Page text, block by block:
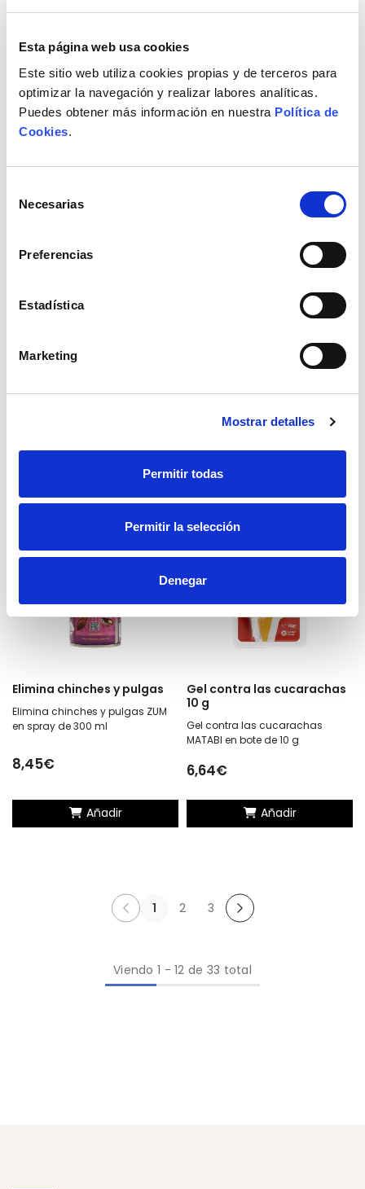
Esta página web usa cookies
Este sitio web utiliza cookies propias y de terceros para
optimizar la navegación y realizar labores analíticas.
Puedes obtener más información en nuestra Política de
Cookies.
Necesarias
Preferencias
Estadística
Marketing
Mostrar detalles
Permitir todas
Permitir la selección
Denegar
4,95€
Añadir
9,87€
Añadir
Cola TEMOBI no venenosa para
atrapar ratas e insectos en tubo
3,51€
Dispensador de aroma
Deluxe automático con pilas
para botes de spray blanco
41,49€
Elimina chinches y pulgas
Elimina chinches y pulgas ZUM
en spray de 300 ml
8,45€
Añadir
Gel contra las cucarachas
10 g
Gel contra las cucarachas
MATABI en bote de 10 g
6,64€
Añadir
1 2 3
Viendo 1 - 12 de 33 total